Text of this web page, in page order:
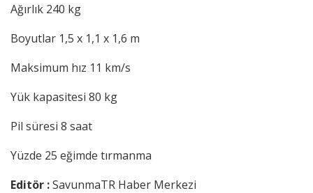
Ağırlık 240 kg
Boyutlar 1,5 x 1,1 x 1,6 m
Maksimum hız 11 km/s
Yük kapasitesi 80 kg
Pil süresi 8 saat
Yüzde 25 eğimde tırmanma
Editör :SavunmaTR Haber Merkezi